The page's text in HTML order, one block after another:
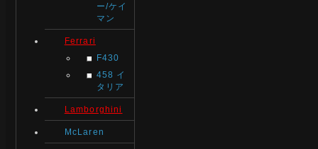
ー/ケイ
マン
Ferrari
F430
458 イ
タリア
Lamborghini
McLaren